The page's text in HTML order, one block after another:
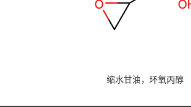
缩水甘油，环氧丙醇